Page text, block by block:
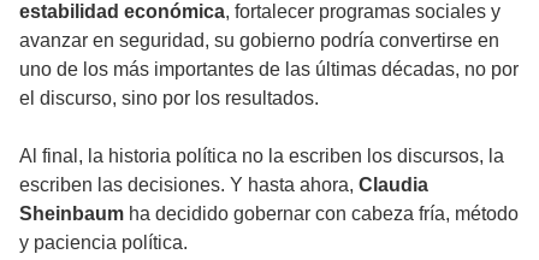
estabilidad económica, fortalecer programas sociales y
avanzar en seguridad, su gobierno podría convertirse en
uno de los más importantes de las últimas décadas, no por
el discurso, sino por los resultados.
Al final, la historia política no la escriben los discursos, la
escriben las decisiones. Y hasta ahora, Claudia
Sheinbaum ha decidido gobernar con cabeza fría, método
y paciencia política.